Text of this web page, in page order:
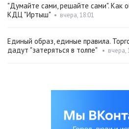
"Думайте сами, решайте сами". Как
КДЦ "Иртыш" • вчера, 18:01
Единый образ, единые правила.
дадут "затеряться в толпе"
• вчера,